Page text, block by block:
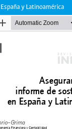
y Latinoamérica